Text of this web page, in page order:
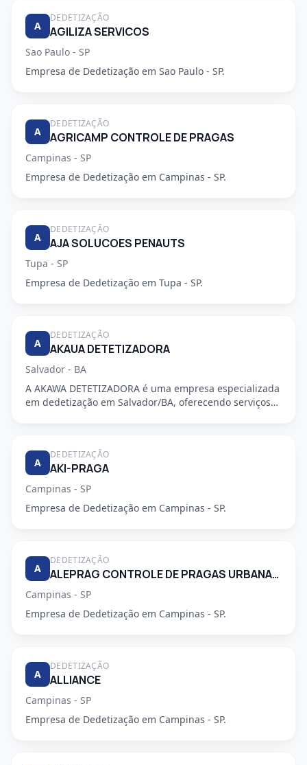
A
DEDETIZAÇÃO
AGILIZA SERVICOS
Sao Paulo - SP
Empresa de Dedetização em Sao Paulo - SP.
A
DEDETIZAÇÃO
AGRICAMP CONTROLE DE PRAGAS
Campinas - SP
Empresa de Dedetização em Campinas - SP.
A
DEDETIZAÇÃO
AJA SOLUCOES PENAUTS
Tupa - SP
Empresa de Dedetização em Tupa - SP.
A
DEDETIZAÇÃO
AKAUA DETETIZADORA
Salvador - BA
A AKAWA DETETIZADORA é uma empresa especializada
em dedetização em Salvador/BA, oferecendo serviços
A
DEDETIZAÇÃO
AKI-PRAGA
Campinas - SP
Empresa de Dedetização em Campinas - SP.
A
DEDETIZAÇÃO
ALEPRAG CONTROLE DE PRAGAS URBANAS LTDA
Campinas - SP
Empresa de Dedetização em Campinas - SP.
A
DEDETIZAÇÃO
ALLIANCE
Campinas - SP
Empresa de Dedetização em Campinas - SP.